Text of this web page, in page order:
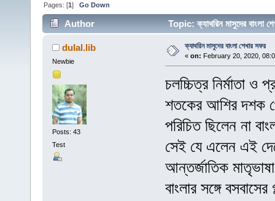
Pages: [1]Go Down
Author Topic: ক্যাথরিন মাসুদের
dulal.lib
Newbie
Posts: 43
Test
ক্যাথরিন মাসুদের বাংলা শেখার সফর
« on: February 20, 2020,
চলচ্চিত্র নির্মাতা ও
শতকের আশির দশক
পরিচিত ছিলেন না
সেই যে এলেন এই
আন্তর্জাতিক
বাংলার সঙ্গে